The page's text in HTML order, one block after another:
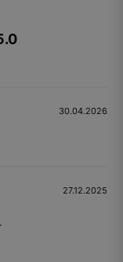
30.04.2026
27.12.2025